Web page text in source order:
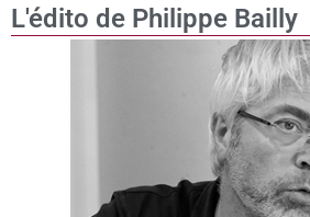
L'édito de Philippe Bailly